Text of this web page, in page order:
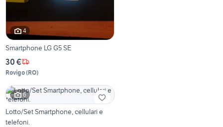
4
Smartphone LG G5 SE
30 €
Rovigo(RO)
6
Lotto/Set Smartphone, cellulari e
telefoni.